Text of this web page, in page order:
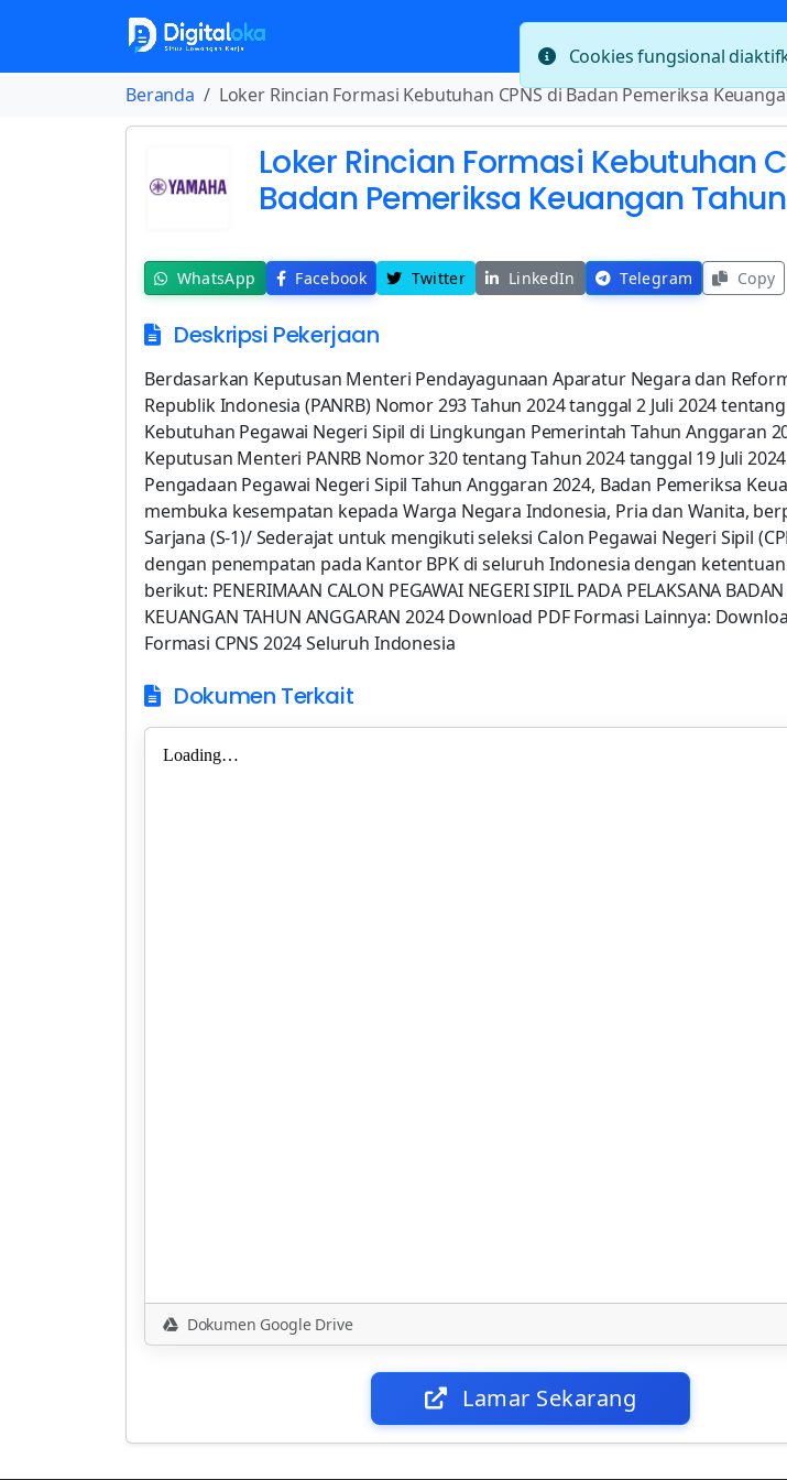
Beranda Loker Rincian Formasi Kebutuhan CPNS di Badan Pemeriksa
Loker Rincian Formasi Kebutuhan
Badan Pemeriksa Keuangan
WhatsApp Facebook Twitter LinkedIn Telegram Copy
Deskripsi Pekerjaan
Berdasarkan Keputusan Menteri Pendayagunaan Aparatur Negara dan
Republik Indonesia (PANRB) Nomor 293 Tahun 2024 tanggal 2 Juli 2024
Kebutuhan Pegawai Negeri Sipil di Lingkungan Pemerintah Tahun Anggaran
Keputusan Menteri PANRB Nomor 320 tentang Tahun 2024 tanggal 19 Juli
Pengadaan Pegawai Negeri Sipil Tahun Anggaran 2024, Badan Pemeriksa
membuka kesempatan kepada Warga Negara Indonesia, Pria dan Wanita,
Sarjana (S-1)/ Sederajat untuk mengikuti seleksi Calon Pegawai Negeri Sipil
dengan penempatan pada Kantor BPK di seluruh Indonesia dengan
berikut: PENERIMAAN CALON PEGAWAI NEGERI SIPIL PADA PELAKSANA
KEUANGAN TAHUN ANGGARAN 2024 Download PDF Formasi Lainnya:
Formasi CPNS 2024 Seluruh Indonesia
Dokumen Terkait
Dokumen Google Drive
Lamar Sekarang
Cookies fungsional